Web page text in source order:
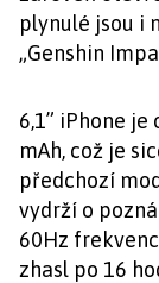
plynulé jsou i
„Genshin
6,1” iPhone
mAh, což je
předchozí
vydrží o
60Hz
zhasl po 16